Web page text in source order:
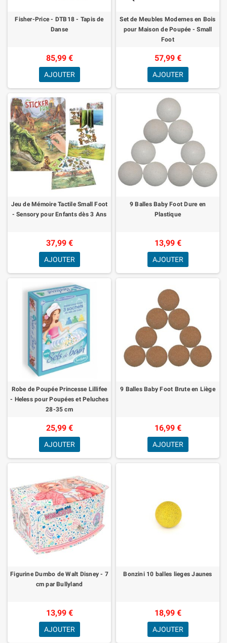
Fisher-Price - DTB18 - Tapis de
Danse
85,99 €
AJOUTER
Set de Meubles Modernes en Bois
pour Maison de Poupée - Small
Foot
57,99 €
AJOUTER
Jeu de Mémoire Tactile Small Foot
- Sensory pour Enfants dès 3 Ans
37,99 €
AJOUTER
9 Balles Baby Foot Dure en
Plastique
13,99 €
AJOUTER
Robe de Poupée Princesse Lillifee
- Heless pour Poupées et Peluches
28-35 cm
25,99 €
AJOUTER
9 Balles Baby Foot Brute en Liège
16,99 €
AJOUTER
Figurine Dumbo de Walt Disney - 7
cm par Bullyland
13,99 €
AJOUTER
Bonzini 10 balles lieges Jaunes
18,99 €
AJOUTER